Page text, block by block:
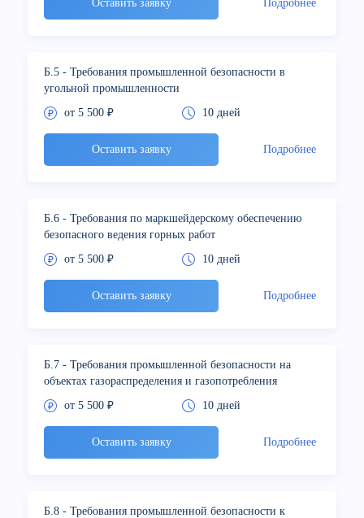
Оставить заявку Подробнее
Б.5 - Требования промышленной безопасности в
угольной промышленности
от 5 500 ₽
10 дней
Оставить заявку Подробнее
Б.6 - Требования по маркшейдерскому обеспечению
безопасного ведения горных работ
от 5 500 ₽
10 дней
Оставить заявку Подробнее
Б.7 - Требования промышленной безопасности на
объектах газораспределения и газопотребления
от 5 500 ₽
10 дней
Оставить заявку Подробнее
Б.8 - Требования промышленной безопасности к